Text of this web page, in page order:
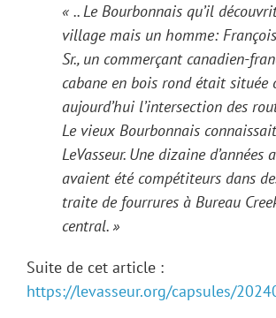
« .. Le Bourbonnais qu’il
village mais un homme:
Sr., un commerçant canadien-
cabane en bois rond était située
aujourd’hui l’intersection des
Le vieux Bourbonnais
LeVasseur. Une dizaine d’années
avaient été compétiteurs dans
traite de fourrures à Bureau
central. »
Suite de cet article :
https://levasseur.org/capsules/